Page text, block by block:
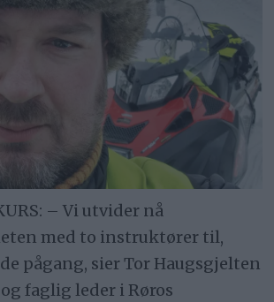
– Vi utvider nå
med to instruktører til,
pågang, sier Tor Haugsgjelten
faglig leder i Røros